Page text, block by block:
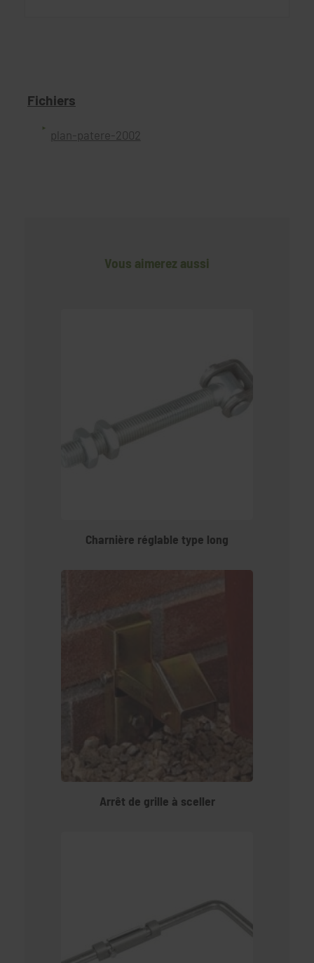
Fichiers
plan-patere-2002
Vous aimerez aussi
Charnière réglable type long
Arrêt de grille à sceller